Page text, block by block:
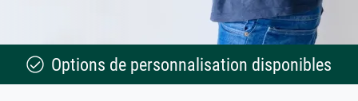
Options de personnalisation disponibles